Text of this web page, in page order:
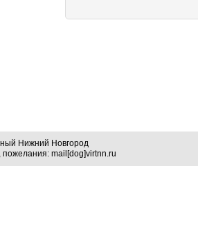
Нижний Новгород
mail[dog]virtnn.ru